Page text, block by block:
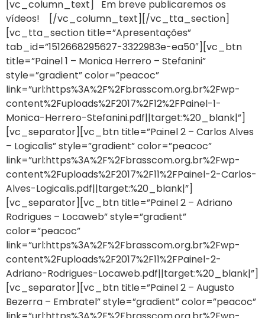
[vc_column_text] Em breve publicaremos os
vídeos! [/vc_column_text][/vc_tta_section]
[vc_tta_section title=”Apresentações”
tab_id=”1512668295627-3322983e-ea50″][vc_btn
title=”Painel 1 – Monica Herrero – Stefanini”
style=”gradient” color=”peacoc”
link=”url:https%3A%2F%2Fbrasscom.org.br%2Fwp-
content%2Fuploads%2F2017%2F12%2FPainel-1-
Monica-Herrero-Stefanini.pdf||target:%20_blank|”]
[vc_separator][vc_btn title=”Painel 2 – Carlos Alves
– Logicalis” style=”gradient” color=”peacoc”
link=”url:https%3A%2F%2Fbrasscom.org.br%2Fwp-
content%2Fuploads%2F2017%2F11%2FPainel-2-Carlos-
Alves-Logicalis.pdf||target:%20_blank|”]
[vc_separator][vc_btn title=”Painel 2 – Adriano
Rodrigues – Locaweb” style=”gradient”
color=”peacoc”
link=”url:https%3A%2F%2Fbrasscom.org.br%2Fwp-
content%2Fuploads%2F2017%2F11%2FPainel-2-
Adriano-Rodrigues-Locaweb.pdf||target:%20_blank|”]
[vc_separator][vc_btn title=”Painel 2 – Augusto
Bezerra – Embratel” style=”gradient” color=”peacoc”